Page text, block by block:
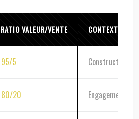
RATIO VALEUR/VENTE CONTEXTE
95/5 Construction
80/20 Engagement